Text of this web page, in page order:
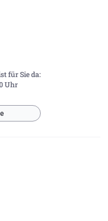
für Sie da:
Uhr